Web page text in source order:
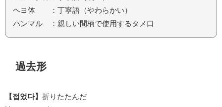
ヘヨ体 ：丁寧語（やわらかい）
パンマル ：親しい間柄で使用するタメ口
過去形
【접었다】 折りたたんだ